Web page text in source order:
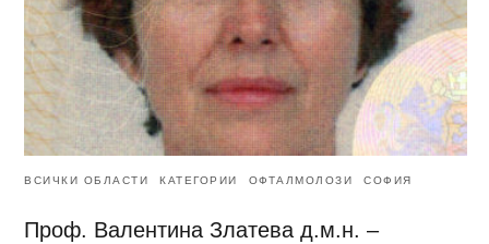
ВСИЧКИ ОБЛАСТИ КАТЕГОРИИ ОФТАЛМОЛОЗИ СОФИЯ
Проф. Валентина Златева д.м.н. –